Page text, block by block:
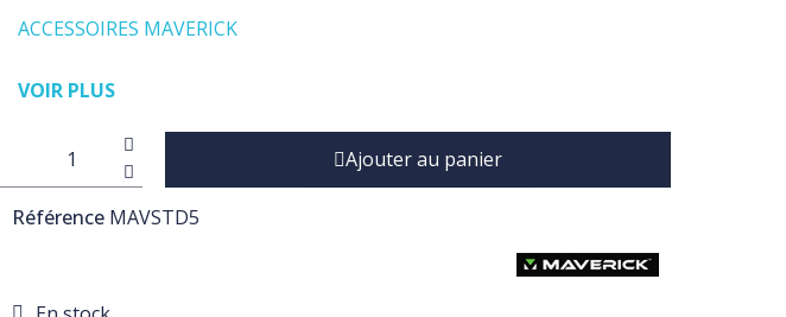
ACCESSOIRES MAVERICK
VOIR PLUS
Ajouter au panier
Référence MAVSTD5